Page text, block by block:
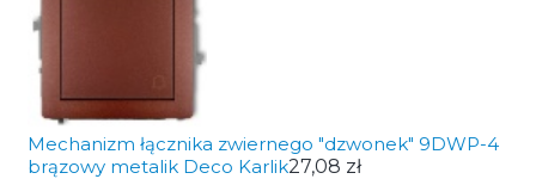
Mechanizm łącznika zwiernego "dzwonek" 9DWP-4
brązowy metalik Deco Karlik27,08 zł